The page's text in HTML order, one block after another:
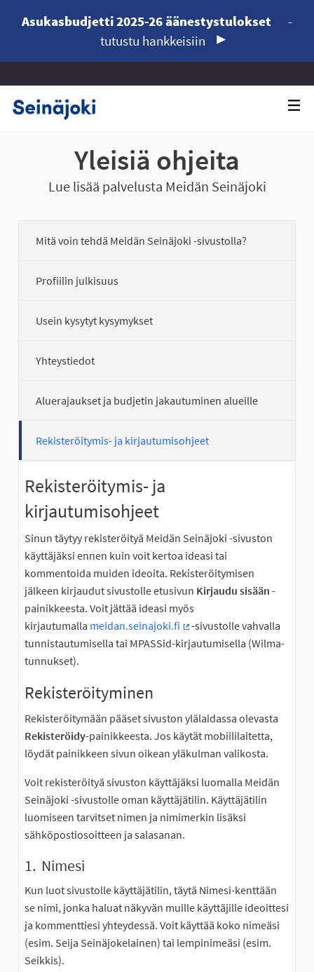
Asukasbudjetti 2025-26 äänestystulokset
-
tutustu hankkeisiin
Yleisiä ohjeita
Lue lisää palvelusta Meidän Seinäjoki
Mitä voin tehdä Meidän Seinäjoki -sivustolla?
Profiilin julkisuus
Usein kysytyt kysymykset
Yhteystiedot
Aluerajaukset ja budjetin jakautuminen alueille
Rekisteröitymis- ja kirjautumisohjeet
Rekisteröitymis- ja
kirjautumisohjeet
Sinun täytyy rekisteröityä Meidän Seinäjoki -sivuston
käyttäjäksi ennen kuin voit kertoa ideasi tai
kommentoida muiden ideoita. Rekisteröitymisen
jälkeen kirjaudut sivustolle etusivun Kirjaudu sisään -
painikkeesta. Voit jättää ideasi myös
kirjautumalla meidan.seinajoki.fi
(Ulkoinen linkki)
-sivustolle vahvalla
tunnistautumisella tai MPASSid-kirjautumisella (Wilma-
tunnukset).
Rekisteröityminen
Rekisteröitymään pääset sivuston ylälaidassa olevasta
Rekisteröidy-painikkeesta. Jos käytät mobiililaitetta,
löydät painikkeen sivun oikean yläkulman valikosta.
Voit rekisteröityä sivuston käyttäjäksi luomalla Meidän
Seinäjoki -sivustolle oman käyttäjätilin. Käyttäjätilin
luomiseen tarvitset nimen ja nimimerkin lisäksi
sähköpostiosoitteen ja salasanan.
1. Nimesi
Kun luot sivustolle käyttäjätilin, täytä Nimesi-kenttään
se nimi, jonka haluat näkyvän muille käyttäjille ideoittesi
ja kommenttiesi yhteydessä. Voit käyttää koko nimeäsi
(esim. Seija Seinäjokelainen) tai lempinimeäsi (esim.
Seikkis).